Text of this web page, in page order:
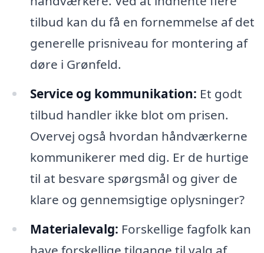
tilbud kan du få en fornemmelse af det
generelle prisniveau for montering af
døre i Grønfeld.
Service og kommunikation: Et godt
tilbud handler ikke blot om prisen.
Overvej også hvordan håndværkerne
kommunikerer med dig. Er de hurtige
til at besvare spørgsmål og giver de
klare og gennemsigtige oplysninger?
Materialevalg: Forskellige fagfolk kan